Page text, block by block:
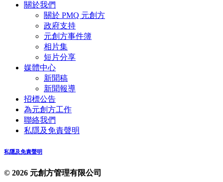
關於我們
關於 PMQ 元創方
政府支持
元創方事件簿
相片集
短片分享
媒體中心
新聞稿
新聞報導
招標公告
為元創方工作
聯絡我們
私隱及免責聲明
私隱及免責聲明
© 2026 元創方管理有限公司